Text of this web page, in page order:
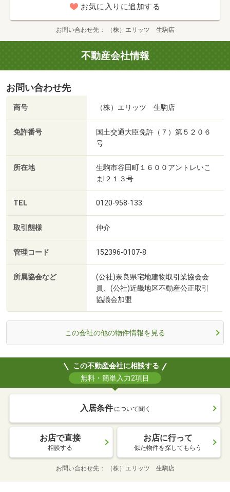
お気に入りに追加する
お問い合わせ先 （株）エリッツ 生駒店
不動産会社情報
お問い合わせ先
商号 （株）エリッツ 生駒店
免許番号
国土交通大臣免許（７）第５２０６
号
所在地
生駒市谷田町１６００アントレいこ
まⅠ２１３号
TEL 0120-958-133
取引態様 仲介
管理コード 152396-0107-8
所属協会など
(公社)奈良県宅地建物取引業協会会
員、(公社)近畿地区不動産公正取引
協議会加盟
この会社の他の物件情報を見る
この不動産会社に相談する
無料・簡単入力2項目
入居条件 について聞く
お店で直接
相談する
お店に行って
似た物件を探してもらう
お問い合わせ先 （株）エリッツ 生駒店